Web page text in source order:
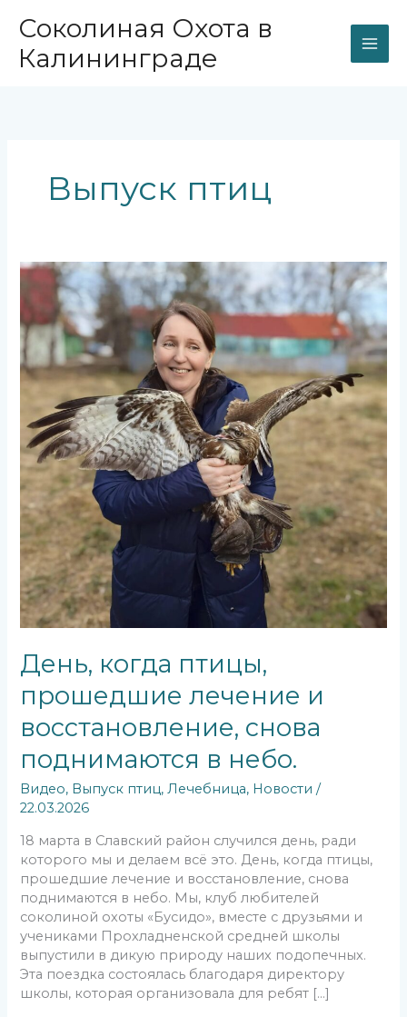
содержимому
Соколиная Охота в
Калининграде
Выпуск птиц
День, когда птицы,
прошедшие лечение и
восстановление, снова
поднимаются в небо.
Видео, Выпуск птиц,Лечебница, Новости /
22.03.2026
18 марта в Славский район случился день, ради
которого мы и делаем всё это. День, когда птицы,
прошедшие лечение и восстановление, снова
поднимаются в небо. Мы, клуб любителей
соколиной охоты «Бусидо», вместе с друзьями и
учениками Прохладненской средней школы
выпустили в дикую природу наших подопечных.
Эта поездка состоялась благодаря директору
школы, которая организовала для ребят […]
День,
когда
птицы,
прошедшие
лечение
и
восстановление,
снова
поднимаются
в
небо.